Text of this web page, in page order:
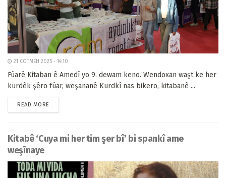
21 COTMEH 2025 - 14:10
Fûarê Kitaban ê Amedî yo 9. dewam keno. Wendoxan waşt ke her
kurdêk şêro fûar, weşananê Kurdkî nas bikero, kitabanê ...
READ MORE
Kitabê ‘Cuya mi her tim şer bî’ bi spankî ame
weşînaye